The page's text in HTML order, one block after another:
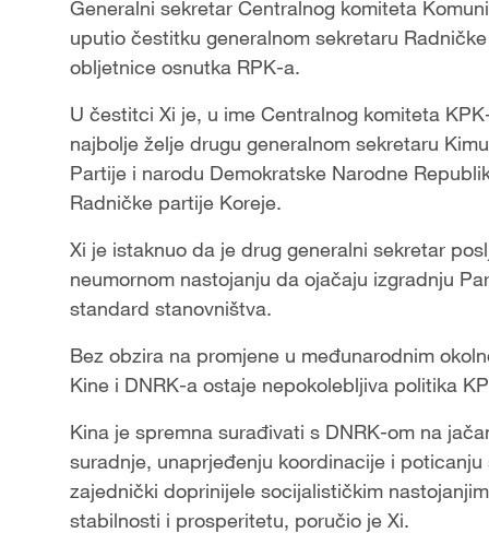
Generalni sekretar Centralnog komiteta
uputio čestitku generalnom sekretaru
obljetnice osnutka RPK-a.
U čestitci Xi je, u ime Centralnog komiteta
najbolje želje drugu generalnom sekretaru
Partije i narodu Demokratske Narodne
Radničke partije Koreje.
Xi je istaknuo da je drug generalni sekretar
neumornom nastojanju da ojačaju izgradnju
standard stanovništva.
Bez obzira na promjene u međunarodnim
Kine i DNRK-a ostaje nepokolebljiva politika
Kina je spremna surađivati s DNRK-om na
suradnje, unaprjeđenju koordinacije i
zajednički doprinijele socijalističkim
stabilnosti i prosperitetu, poručio je Xi.